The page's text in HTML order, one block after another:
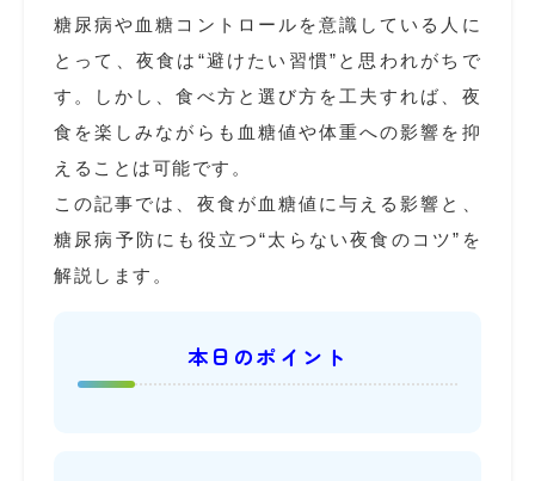
糖尿病や血糖コントロールを意識している人に
とって、夜食は“避けたい習慣”と思われがちで
す。しかし、食べ方と選び方を工夫すれば、夜
食を楽しみながらも血糖値や体重への影響を抑
えることは可能です。
この記事では、夜食が血糖値に与える影響と、
糖尿病予防にも役立つ“太らない夜食のコツ”を
解説します。
本日のポイント